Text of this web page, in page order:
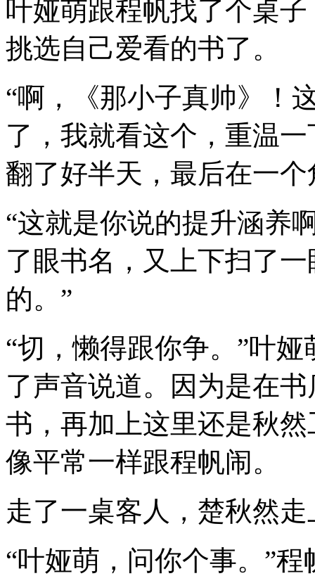
叶娅萌跟程帆找了个桌
挑选自己爱看的书了。
“啊，《那小子真帅》！
了，我就看这个，重温
翻了好半天，最后在一
“这就是你说的提升涵养
了眼书名，又上下扫了
的。”
“切，懒得跟你争。”叶
了声音说道。因为是在
书，再加上这里还是秋
像平常一样跟程帆闹。
走了一桌客人，楚秋然
“叶娅萌，问你个事。”